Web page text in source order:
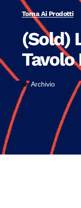
Torna Ai Prodotti
(Sold)
Tavolo
Archivio